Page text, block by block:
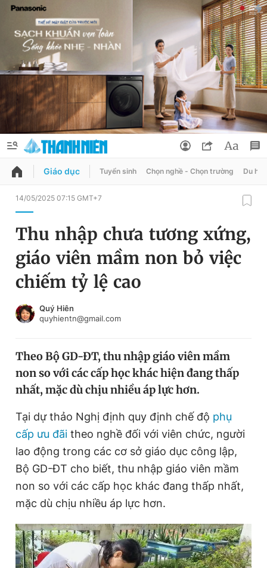
QUẢNG CÁO ĐẶT BÁO
Chuyên mục
Chuyên mục khác
Chào ngày mới
Video Magazine
Sản phẩm khác
Tiện ích Bạn cần biết
Thông tin tòa soạn Liên hệ quảng cáo
Đổi mật khẩu
Tin đã lưu
Đăng xuất
Giáo dục Tuyển sinh Chọn nghề - Chọn trường Du học
14/05/2025 07:15 GMT+7
Thu nhập chưa tương xứng,
giáo viên mầm non bỏ việc
chiếm tỷ lệ cao
Quý Hiên
quyhientn@gmail.com
Theo Bộ GD-ĐT, thu nhập giáo viên mầm
non so với các cấp học khác hiện đang thấp
nhất, mặc dù chịu nhiều áp lực hơn.
Tại dự thảo Nghị định quy định chế độ phụ
cấp ưu đãi theo nghề đối với viên chức, người
lao động trong các cơ sở giáo dục công lập,
Bộ GD-ĐT cho biết, thu nhập giáo viên mầm
non so với các cấp học khác đang thấp nhất,
mặc dù chịu nhiều áp lực hơn.